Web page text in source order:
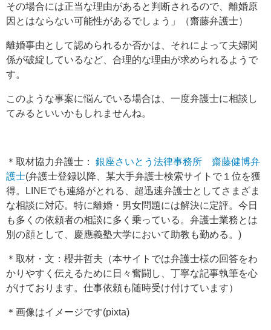
その場合には正当な理由があると判断されるので、離婚原
因とはならない可能性があるでしょう」（齋藤弁護士）
離婚事由として認められるか否かは、それによって夫婦関
係が破綻しているなど、合理的な理由が求められるようで
す。
このような事案に悩んでいる場合は、一度弁護士に相談し
てみるといいかもしれませんね。
＊取材協力弁護士： 銀座さいとう法律事務所
齋藤健博弁
護士(弁護士登録以降、某大手弁護士検索サイトで１位を獲
得。LINEでも連絡がとれる、超迅速弁護士としてさまざま
な相談に対応。特に離婚・男女問題には解決に定評。今日
も多くの依頼者の相談に多く乗っている。弁護士業務とは
別の顔として、慶應義塾大学において助教も勤める。)
＊取材・文：櫻井哲夫（本サイトでは弁護士様の回答をわ
かりやすく伝えるために日々奮闘し、丁寧な記事執筆を心
がけております。仕事依頼も随時受け付けています）
＊画像はイメージです(pixta)